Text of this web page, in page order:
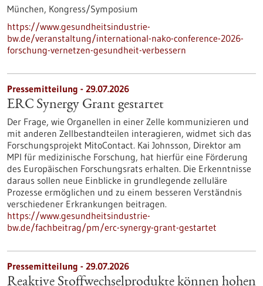
München, Kongress/Symposium
https://www.gesundheitsindustrie-
bw.de/veranstaltung/international-nako-conference-2026-
forschung-vernetzen-gesundheit-verbessern
Pressemitteilung - 29.07.2026
ERC Synergy Grant gestartet
Der Frage, wie Organellen in einer Zelle kommunizieren und
mit anderen Zellbestandteilen interagieren, widmet sich das
Forschungsprojekt MitoContact. Kai Johnsson, Direktor am
MPI für medizinische Forschung, hat hierfür eine Förderung
des Europäischen Forschungsrats erhalten. Die Erkenntnisse
daraus sollen neue Einblicke in grundlegende zelluläre
Prozesse ermöglichen und zu einem besseren Verständnis
verschiedener Erkrankungen beitragen.
https://www.gesundheitsindustrie-
bw.de/fachbeitrag/pm/erc-synergy-grant-gestartet
Pressemitteilung - 29.07.2026
Reaktive Stoffwechselprodukte können hohen